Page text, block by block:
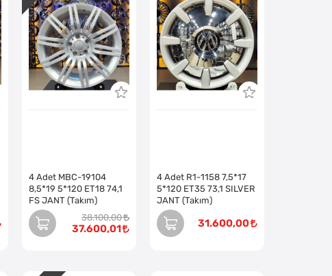
4 Adet MBC-19104
8,5*19 5*120 ET18 74,1
FS JANT (Takım)
38.100,00
37.600,01
4 Adet R1-1158 7,5*17
5*120 ET35 73,1 SILVER
JANT (Takım)
31.600,00